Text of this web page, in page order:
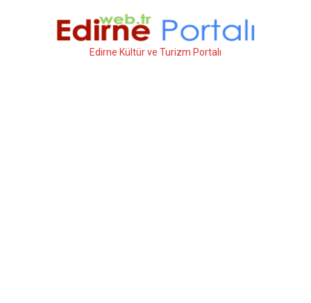
Edirne Kültür ve Turizm Portalı